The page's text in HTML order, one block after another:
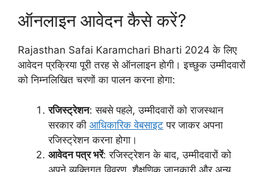
ऑनलाइन आवेदन कैसे करें?
Rajasthan Safai Karamchari Bharti 2024 के लिए
आवेदन प्रक्रिया पूरी तरह से ऑनलाइन होगी। इच्छुक उम्मीदवारों
को निम्नलिखित चरणों का पालन करना होगा:
रजिस्ट्रेशन: सबसे पहले, उम्मीदवारों को राजस्थान
सरकार की आधिकारिक वेबसाइट पर जाकर अपना
रजिस्ट्रेशन करना होगा।
आवेदन पत्र भरें: रजिस्ट्रेशन के बाद, उम्मीदवारों को
अपने व्यक्तिगत विवरण, शैक्षणिक जानकारी और अन्य